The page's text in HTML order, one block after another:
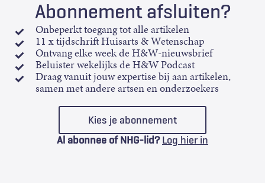
Abonnement afsluiten?
Onbeperkt toegang tot alle artikelen
11 x tijdschrift Huisarts & Wetenschap
Ontvang elke week de H&W-nieuwsbrief
Beluister wekelijks de H&W Podcast
Draag vanuit jouw expertise bij aan artikelen,
samen met andere artsen en onderzoekers
Kies je abonnement
Al abonnee of NHG-lid? Log hier in